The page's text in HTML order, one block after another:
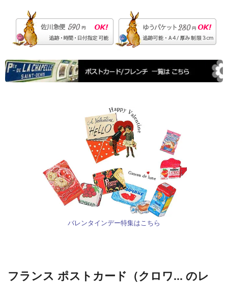
バレンタインデー特集はこちら
フランス ポストカード（クロワ... のレ